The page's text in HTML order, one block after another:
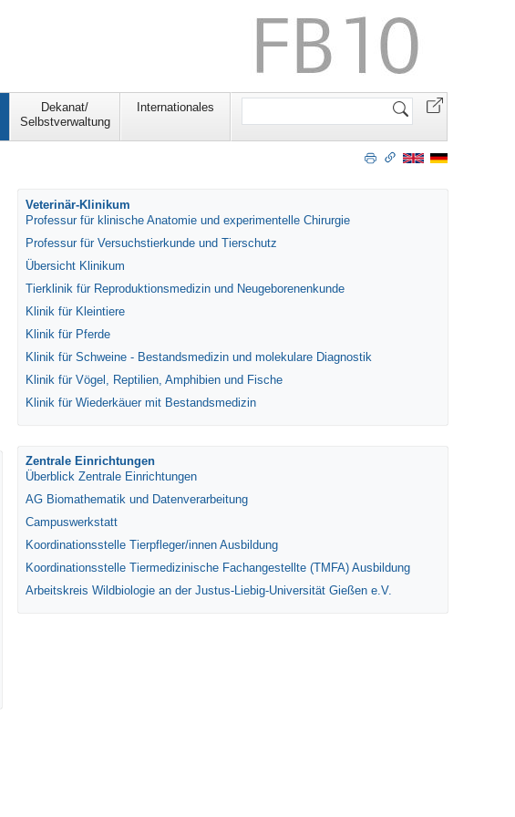
Dekanat/
Selbstverwaltung
Internationales
Website
Veterinär-Klinikum
Professur für klinische Anatomie und experimentelle Chirurgie
Professur für Versuchstierkunde und Tierschutz
Übersicht Klinikum
Tierklinik für Reproduktionsmedizin und Neugeborenenkunde
Klinik für Kleintiere
Klinik für Pferde
Klinik für Schweine - Bestandsmedizin und molekulare Diagnostik
Klinik für Vögel, Reptilien, Amphibien und Fische
Klinik für Wiederkäuer mit Bestandsmedizin
Zentrale Einrichtungen
Überblick Zentrale Einrichtungen
AG Biomathematik und Datenverarbeitung
Campuswerkstatt
Koordinationsstelle Tierpfleger/innen Ausbildung
Koordinationsstelle Tiermedizinische Fachangestellte (TMFA) Ausbildung
Arbeitskreis Wildbiologie an der Justus-Liebig-Universität Gießen e.V.